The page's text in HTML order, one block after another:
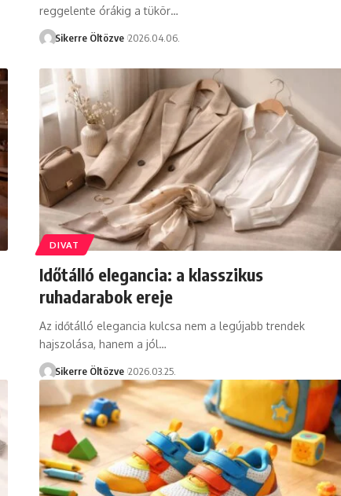
reggelente órákig a tükör…
Sikerre Öltözve 2026.04.06.
DIVAT
Időtálló elegancia: a klasszikus
ruhadarabok ereje
Az időtálló elegancia kulcsa nem a legújabb trendek
hajszolása, hanem a jól…
Sikerre Öltözve 2026.03.25.